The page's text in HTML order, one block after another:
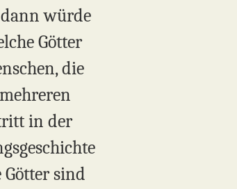
würde
Götter
die
in der
sind